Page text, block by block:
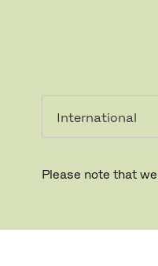
Please note that
カラヴァ
す。デザイナーのセシリエ・